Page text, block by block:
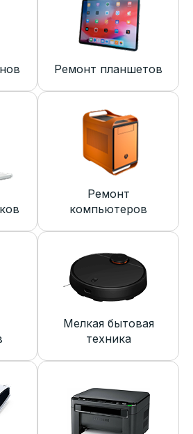
Ремонт планшетов
Ремонт
компьютеров
Мелкая бытовая
техника